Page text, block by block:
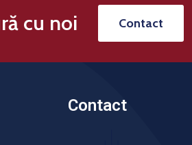
cu noi Contact
Contact